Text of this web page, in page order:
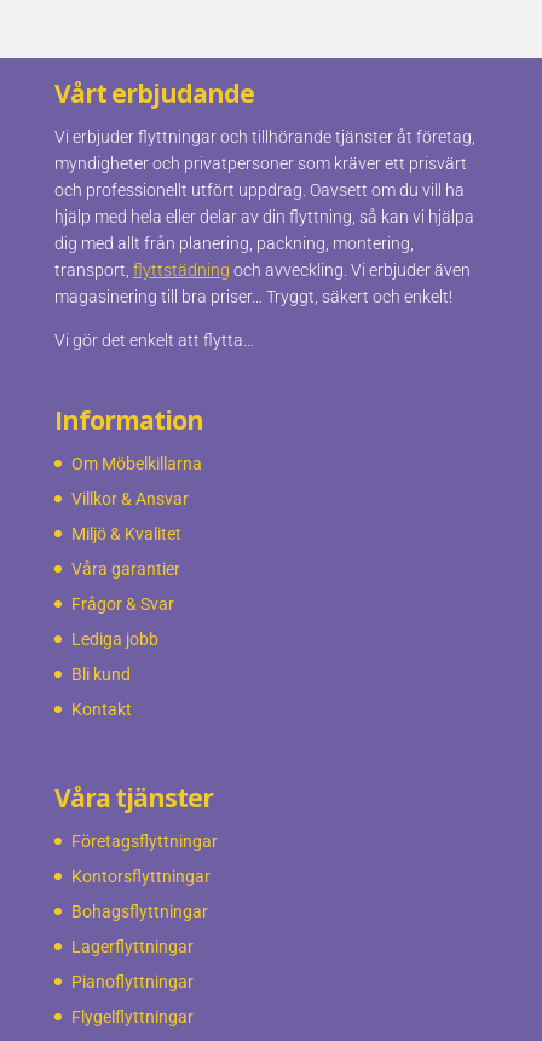
Vårt erbjudande
Vi erbjuder flyttningar och tillhörande tjänster åt företag,
myndigheter och privatpersoner som kräver ett prisvärt
och professionellt utfört uppdrag. Oavsett om du vill ha
hjälp med hela eller delar av din flyttning, så kan vi hjälpa
dig med allt från planering, packning, montering,
transport, flyttstädning och avveckling. Vi erbjuder även
magasinering till bra priser… Tryggt, säkert och enkelt!
Vi gör det enkelt att flytta…
Information
Om Möbelkillarna
Villkor & Ansvar
Miljö & Kvalitet
Våra garantier
Frågor & Svar
Lediga jobb
Bli kund
Kontakt
Våra tjänster
Företagsflyttningar
Kontorsflyttningar
Bohagsflyttningar
Lagerflyttningar
Pianoflyttningar
Flygelflyttningar